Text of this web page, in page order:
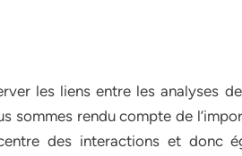
les liens entre les analyses
sommes rendu compte de
des interactions et donc